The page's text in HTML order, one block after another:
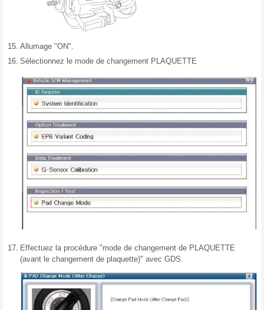
15. Allumage "ON".
16. Sélectionnez le mode de changement PLAQUETTE
17. Effectuez la procédure "mode de changement de PLAQUETTE
(avant le changement de plaquette)" avec GDS.